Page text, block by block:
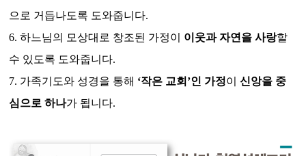
으로 거듭나도록 도와줍니다.
6. 하느님의 모상대로 창조된 가정이 이웃과 자연을 사랑할
수 있도록 도와줍니다.
7. 가족기도와 성경을 통해 ‘작은 교회’인 가정이신앙을 중
심으로 하나가 됩니다.